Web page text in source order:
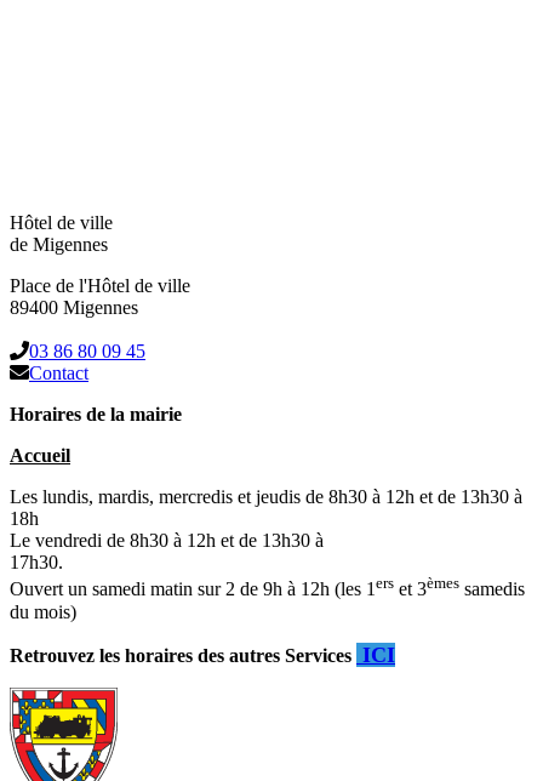
Hôtel de ville
de Migennes
Place de l'Hôtel de ville
89400 Migennes
03 86 80 09 45
Contact
Horaires de la mairie
Accueil
Les lundis, mardis, mercredis et jeudis de 8h30 à 12h et de 13h30 à
18h
Le vendredi de 8h30 à 12h et de 13h30 à
17h30.
Ouvert un samedi matin sur 2 de 9h à 12h (les 1ers et 3èmes samedis
du mois)
Retrouvez les horaires des autres Services ICI